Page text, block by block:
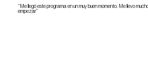
“Me llegó este programa en un muy buen momento. Me llevo
empezar”